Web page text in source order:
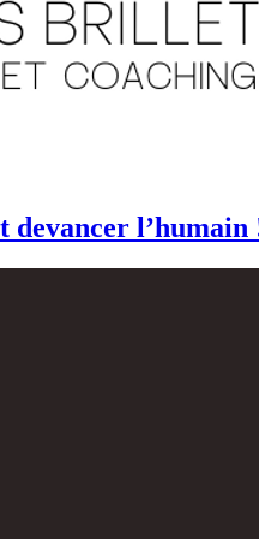
devancer l’humain